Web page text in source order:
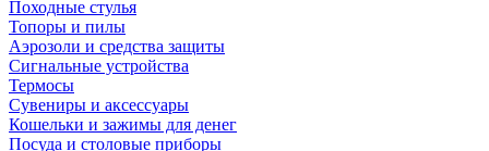
Походные стулья
Топоры и пилы
Аэрозоли и средства защиты
Сигнальные устройства
Термосы
Сувениры и аксессуары
Кошельки и зажимы для денег
Посуда и столовые приборы